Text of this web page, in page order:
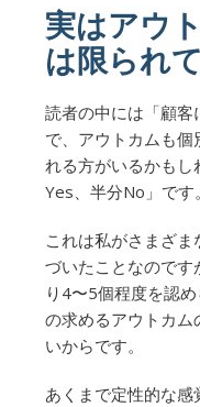
実はアウ
は限られ
読者の中には「顧
で、アウトカムも
れる方がいるかもし
Yes、半分No」です。
これは私がさまざま
づいたことなのです
り4〜5個程度を認
の求めるアウトカ
いからです。
あくまで定性的な感